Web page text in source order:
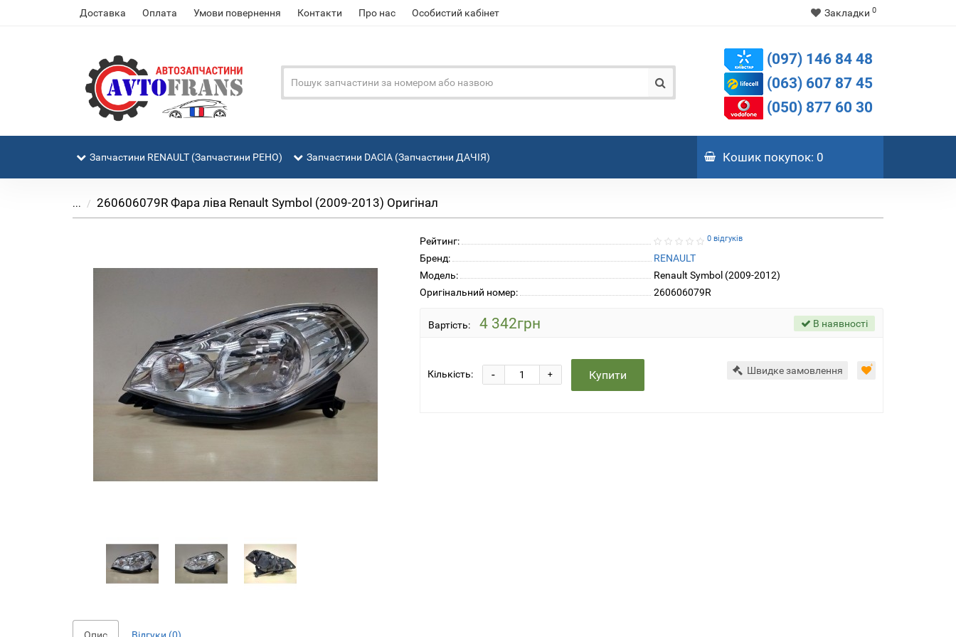
Доставка Оплата Умови повернення Контакти Про нас Особистий кабінет Закладки 0
(097) 146 84 48
(063) 607 87 45
(050) 877 60 30
Запчастини RENAULT (Запчастини РЕНО) Запчастини DACIA (Запчастини ДАЧІЯ) Кошикпокупок: 0
... 260606079R Фара ліва Renault Symbol (2009-2013) Оригінал
Рейтинг: 0 відгуків
Бренд:
RENAULT
Модель:
Renault Symbol (2009-2012)
Оригінальний номер:
260606079R
Вартість: 4 342грн В наявності
Кількість: +
- Купити Швидке замовлення
Опис Відгуки (0)